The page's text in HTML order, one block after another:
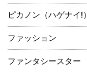
ピカノン（ハゲナイ!）
ファッション
ファンタシースター